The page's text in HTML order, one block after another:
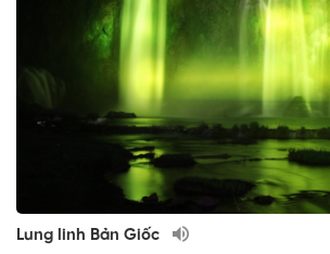
Lung linh Bản Giốc